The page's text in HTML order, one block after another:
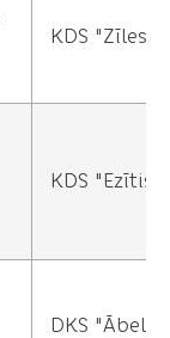
KDS "Zīles"
KDS "Ezītis"
DKS "Ābele